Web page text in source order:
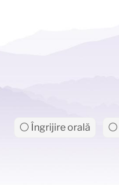
⚪ Îngrijire orală